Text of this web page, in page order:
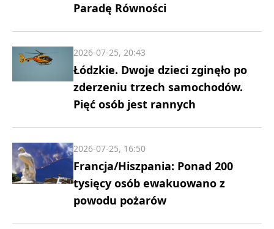
Paradę Równości
Łódzkie. Dwoje dzieci zginęło po
zderzeniu trzech samochodów.
Pięć osób jest rannych
2026-07-25, 20:43
Francja/Hiszpania: Ponad 200
tysięcy osób ewakuowano z
powodu pożarów
2026-07-25, 16:50